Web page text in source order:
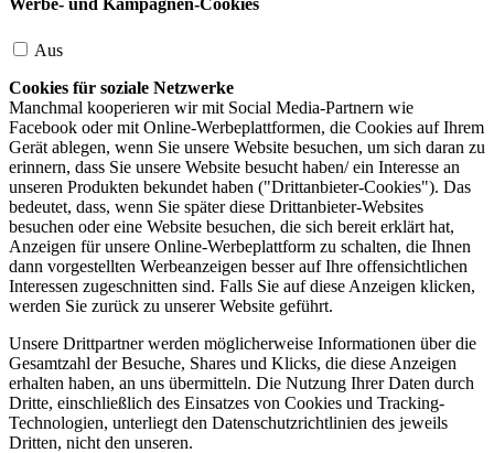
Werbe- und Kampagnen-Cookies
Aus
Cookies für soziale Netzwerke
Manchmal kooperieren wir mit Social Media-Partnern wie
Facebook oder mit Online-Werbeplattformen, die Cookies auf Ihrem
Gerät ablegen, wenn Sie unsere Website besuchen, um sich daran zu
erinnern, dass Sie unsere Website besucht haben/ ein Interesse an
unseren Produkten bekundet haben ("Drittanbieter-Cookies"). Das
bedeutet, dass, wenn Sie später diese Drittanbieter-Websites
besuchen oder eine Website besuchen, die sich bereit erklärt hat,
Anzeigen für unsere Online-Werbeplattform zu schalten, die Ihnen
dann vorgestellten Werbeanzeigen besser auf Ihre offensichtlichen
Interessen zugeschnitten sind. Falls Sie auf diese Anzeigen klicken,
werden Sie zurück zu unserer Website geführt.
Unsere Drittpartner werden möglicherweise Informationen über die
Gesamtzahl der Besuche, Shares und Klicks, die diese Anzeigen
erhalten haben, an uns übermitteln. Die Nutzung Ihrer Daten durch
Dritte, einschließlich des Einsatzes von Cookies und Tracking-
Technologien, unterliegt den Datenschutzrichtlinien des jeweils
Dritten, nicht den unseren.